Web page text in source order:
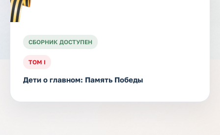
СБОРНИК ДОСТУПЕН
ТОМ I
Дети о главном: Память Победы